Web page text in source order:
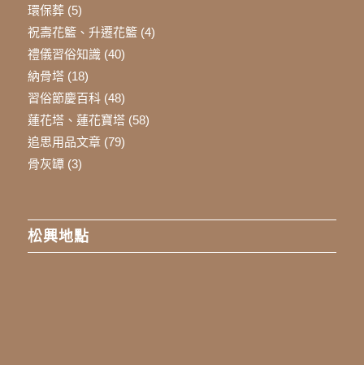
環保葬(5)
祝壽花籃、升遷花籃(4)
禮儀習俗知識(40)
納骨塔(18)
習俗節慶百科(48)
蓮花塔、蓮花寶塔(58)
追思用品文章(79)
骨灰罈(3)
松興地點